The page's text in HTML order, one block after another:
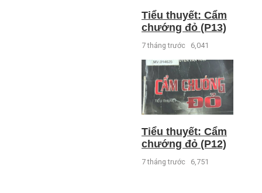
Tiểu thuyết: Cẩm
chướng đỏ (P13)
7 tháng trước 6,041
Tiểu thuyết: Cẩm
chướng đỏ (P12)
7 tháng trước 6,751